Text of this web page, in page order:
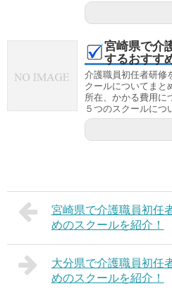
宮崎県で介
するおすす
介護職員初任者研修
クールについてまと
所在、かかる費用に
５つのスクールにつ
宮崎県で介護職員初任
めのスクールを紹介！
大分県で介護職員初任
めのスクールを紹介！